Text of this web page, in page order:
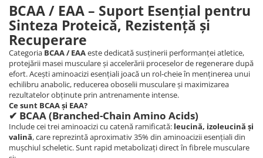
BCAA / EAA – Suport Esențial pentru
Sinteza Proteică, Rezistență și
Recuperare
Categoria BCAA / EAAeste dedicată susținerii performanței atletice,
protejării masei musculare și accelerării proceselor de regenerare după
efort. Acești aminoacizi esențiali joacă un rol-cheie în menținerea unui
echilibru anabolic, reducerea oboselii musculare și maximizarea
rezultatelor obținute prin antrenamente intense.
Ce sunt BCAA și EAA?
✔ BCAA (Branched-Chain Amino Acids)
Include cei trei aminoacizi cu catenă ramificată: leucină, izoleucină și
valină, care reprezintă aproximativ 35% din aminoacizii esențiali din
mușchiul scheletic. Sunt rapid metabolizați direct în fibrele musculare